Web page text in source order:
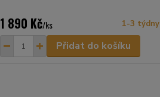
1 890 Kč/ks 1-3 týdny
Přidat do košíku